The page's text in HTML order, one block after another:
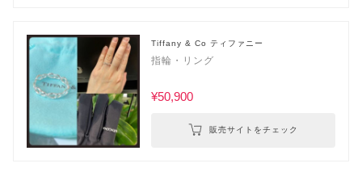
Tiffany & Co ティファニー
指輪・リング
¥50,900
販売サイトをチェック